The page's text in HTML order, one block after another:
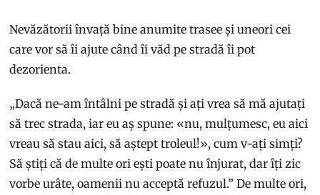
Nevăzătorii învață bine anumite trasee și uneori cei
care vor să îi ajute când îi văd pe stradă îi pot
dezorienta.
„Dacă ne-am întâlni pe stradă și ați vrea să mă ajutați
să trec strada, iar eu aș spune: «nu, mulțumesc, eu aici
vreau să stau aici, să aștept troleul!», cum v-ați simți?
Să știți că de multe ori ești poate nu înjurat, dar îți zic
vorbe urâte, oamenii nu acceptă refuzul.” De multe ori,